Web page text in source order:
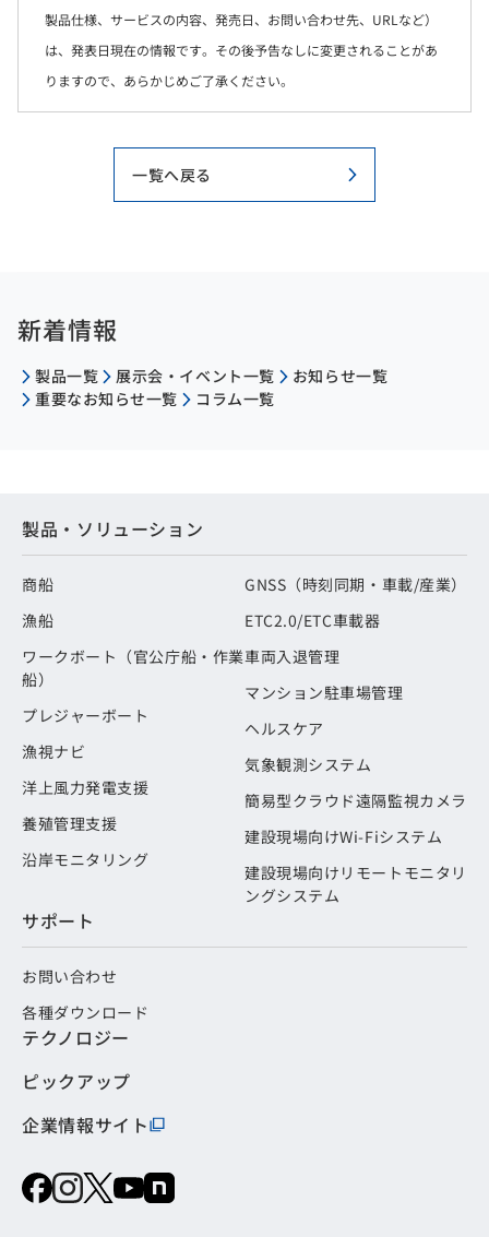
製品仕様、サービスの内容、発売日、お問い合わせ先、URLなど）
は、発表日現在の情報です。その後予告なしに変更されることがあ
りますので、あらかじめご了承ください。
一覧へ戻る
新着情報
製品一覧 展示会・イベント一覧
お知らせ一覧
重要なお知らせ一覧
コラム一覧
製品・ソリューション
商船
漁船
ワークボート（官公庁船・作業
船）
プレジャーボート
漁視ナビ
洋上風力発電支援
養殖管理支援
沿岸モニタリング
GNSS（時刻同期・車載/産業）
ETC2.0/ETC車載器
車両入退管理
マンション駐車場管理
ヘルスケア
気象観測システム
簡易型クラウド遠隔監視カメラ
建設現場向けWi-Fiシステム
建設現場向けリモートモニタリ
ングシステム
サポート
お問い合わせ
各種ダウンロード
テクノロジー
ピックアップ
企業情報サイト